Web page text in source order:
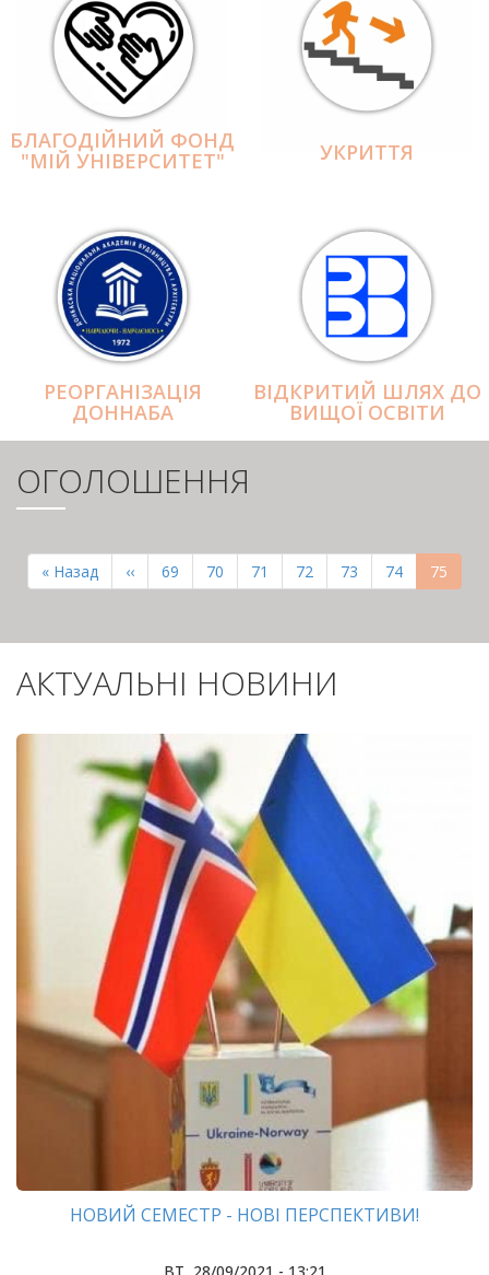
БЛАГОДІЙНИЙ ФОНД
"МІЙ УНІВЕРСИТЕТ" УКРИТТЯ
РЕОРГАНІЗАЦІЯ
ДОННАБА
ВІДКРИТИЙ ШЛЯХ ДО
ВИЩОЇ ОСВІТИ
ОГОЛОШЕННЯ
СТОРІНКИ
Перша
сторінка
« Назад
Попередня
сторінка
‹‹ Page
69 Page
70 Page
71 Page
72 Page
73 Page
74 75
АКТУАЛЬНІ НОВИНИ
НОВИЙ СЕМЕСТР - НОВІ ПЕРСПЕКТИВИ!